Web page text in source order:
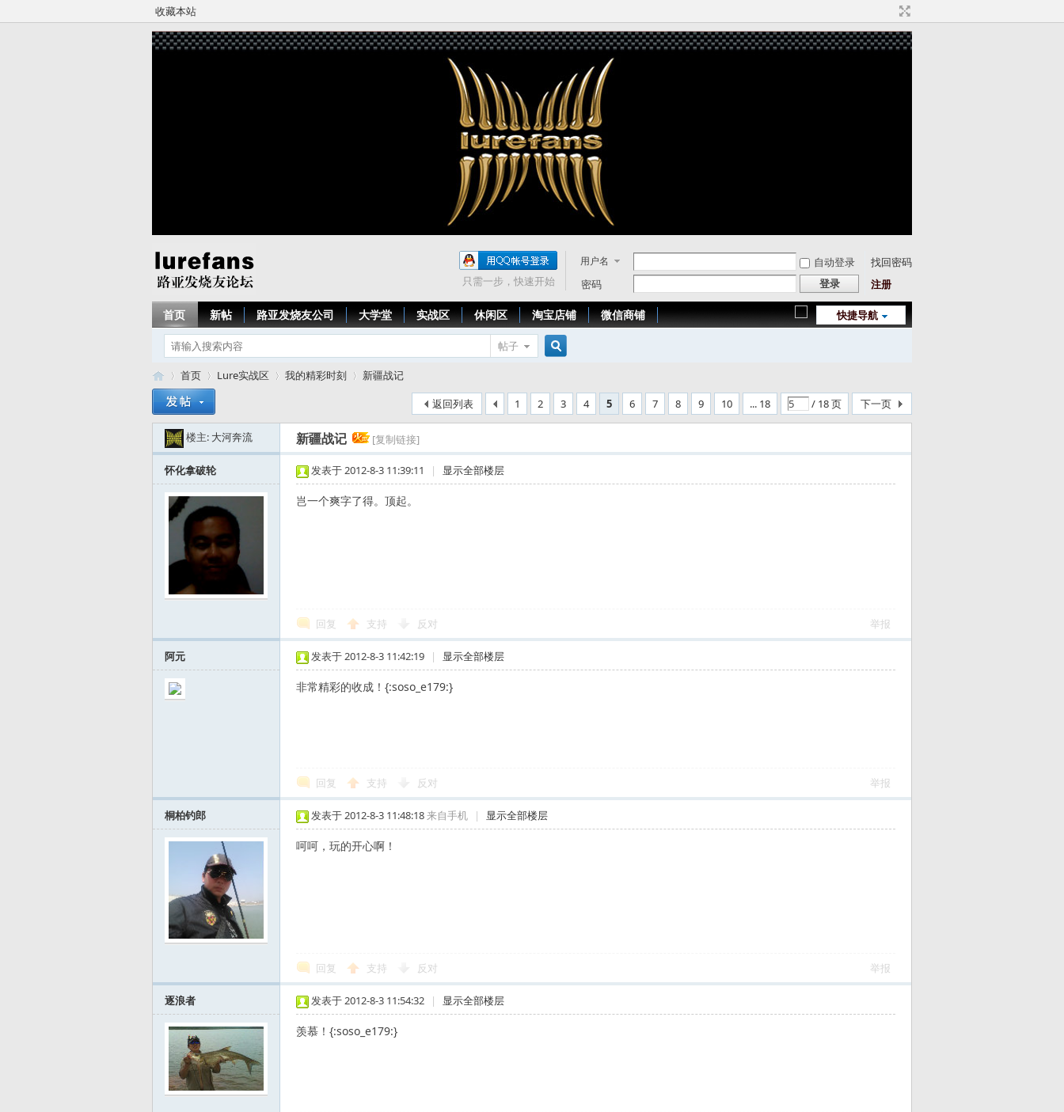
收藏本站
用户名 自动登录
找回密码
密码
登录 注册
只需一步，快速开始
快捷导航
首页 新帖 路亚发烧友公司 大学堂 实战区 休闲区 淘宝店铺 微信商铺
帖子
»
首页
›
Lure实战区 我的精彩时刻
新疆战记
1
2 3 4 5 6 7 8 9 10 ... 18 / 18 页 下一页
返回列表
楼主: 大河奔流 新疆战记 [复制链接]
怀化拿破轮 发表于 2012-8-3 11:39:11 | 显示全部楼层
岂一个爽字了得。顶起。
回复 支持 反对 举报
阿元 发表于 2012-8-3 11:42:19 | 显示全部楼层
非常精彩的收成！{:soso_e179:}
回复 支持 反对 举报
桐柏钓郎 发表于 2012-8-3 11:48:18来自手机 | 显示全部楼层
呵呵，玩的开心啊！
回复 支持 反对 举报
逐浪者 发表于 2012-8-3 11:54:32 | 显示全部楼层
羡慕！{:soso_e179:}